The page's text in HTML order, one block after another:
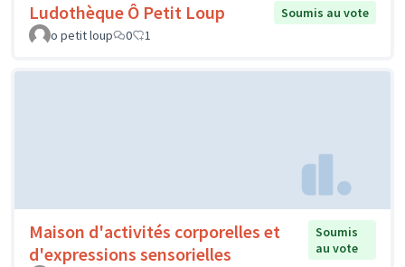
Ludothèque Ô Petit Loup
Soumis au vote
o petit loup
0 1
Maison d'activités corporelles et
d'expressions sensorielles
Soumis
au vote